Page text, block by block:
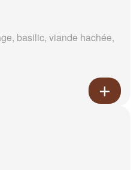
basilic, viande hachée,